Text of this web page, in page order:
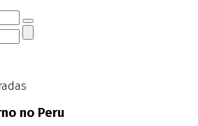
no Peru